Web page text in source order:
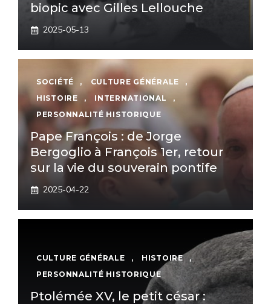
biopic avec Gilles Lellouche
2025-05-13
SOCIÉTÉ , CULTURE GÉNÉRALE
,
HISTOIRE
, INTERNATIONAL
,
PERSONNALITÉ HISTORIQUE
Pape François : de Jorge
Bergoglio à François 1er, retour
sur la vie du souverain pontife
2025-04-22
CULTURE GÉNÉRALE , HISTOIRE
,
PERSONNALITÉ HISTORIQUE
Ptolémée XV, le petit césar :